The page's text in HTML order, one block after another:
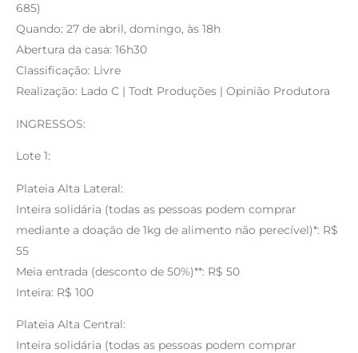
685)
Quando: 27 de abril, domingo, às 18h
Abertura da casa: 16h30
Classificação: Livre
Realização: Lado C | Todt Produções | Opinião Produtora
INGRESSOS:
Lote 1:
Plateia Alta Lateral:
Inteira solidária (todas as pessoas podem comprar
mediante a doação de 1kg de alimento não perecível)*: R$
55
Meia entrada (desconto de 50%)**: R$ 50
Inteira: R$ 100
Plateia Alta Central:
Inteira solidária (todas as pessoas podem comprar